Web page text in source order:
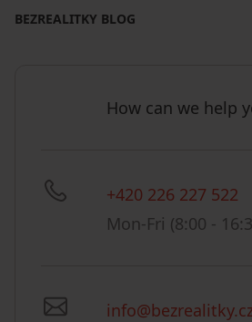
BEZREALITKY BLOG
How can we help
+420 226 227 522
Mon-Fri (8:00 -